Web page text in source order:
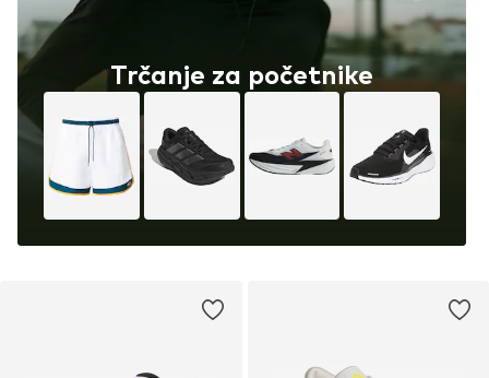
Trčanje za početnike